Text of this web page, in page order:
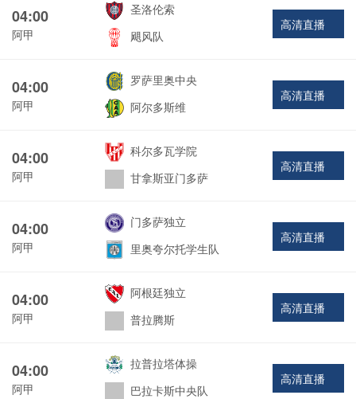
04:00
阿甲
圣洛伦索
飓风队
高清直播
04:00
阿甲
罗萨里奥中央
阿尔多斯维
高清直播
04:00
阿甲
科尔多瓦学院
甘拿斯亚门多萨
高清直播
04:00
阿甲
门多萨独立
里奥夸尔托学生队
高清直播
04:00
阿甲
阿根廷独立
普拉腾斯
高清直播
04:00
阿甲
拉普拉塔体操
巴拉卡斯中央队
高清直播